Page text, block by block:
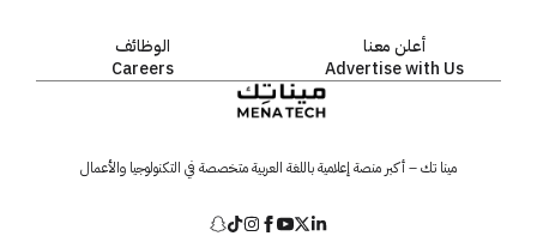
أعلن معنا
Advertise with Us
الوظائف
Careers
مينا تك – أكبر منصة إعلامية باللغة العربية متخصصة في التكنولوجيا والأعمال